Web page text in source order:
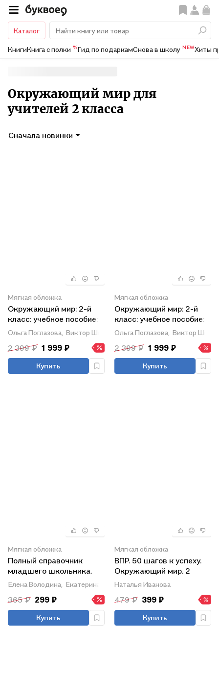
Каталог
КнигиКнига с полки %Гид по подаркамСнова в школу NEWХиты
Окружающий мир для
учителей 2 класса
Сначала новинки
Мягкая обложка
Окружающий мир: 2-й
класс: учебное пособие: в
2-х частях. Часть 2
Ольга Поглазова, Виктор Шилин
2 399 ₽ 1 999 ₽
Купить
Мягкая обложка
Окружающий мир: 2-й
класс: учебное пособие: в
2-х частях. Часть 1
Ольга Поглазова, Виктор
2 399 ₽ 1 999 ₽
Купить
Мягкая обложка
Полный справочник
младшего школьника.
Русский язык,
математика, английский
язык, окружающий мир
Елена Володина, Екатерина Артемьева
365 ₽ 299 ₽
Купить
Мягкая обложка
ВПР. 50 шагов к успеху.
Окружающий мир. 2
класс. Готовимся к
проверочным работам.
Рабочая тетрадь.
Учебное пособие
Наталья Иванова
479 ₽ 399 ₽
Купить